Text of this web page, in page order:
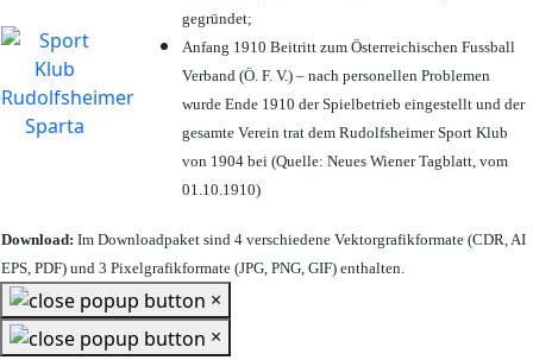
gegründet;
Anfang 1910 Beitritt zum Österreichischen Fussball
Verband (Ö. F. V.) – nach personellen Problemen
wurde Ende 1910 der Spielbetrieb eingestellt und der
gesamte Verein trat dem Rudolfsheimer Sport Klub
von 1904 bei (Quelle: Neues Wiener Tagblatt, vom
01.10.1910)
Download: Im Downloadpaket sind 4 verschiedene Vektorgrafikformate (CDR, AI
EPS, PDF) und 3 Pixelgrafikformate (JPG, PNG, GIF) enthalten.
×
×